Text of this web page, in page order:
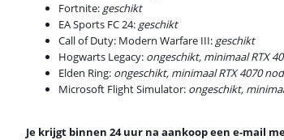
Fortnite: geschikt
EA Sports FC 24: geschikt
Call of Duty: Modern Warfare III: geschikt
Hogwarts Legacy: ongeschikt, minimaal RTX
Elden Ring: ongeschikt, minimaal RTX 4070
Microsoft Flight Simulator: ongeschikt,
Je krijgt binnen 24 uur na aankoop een e-mail